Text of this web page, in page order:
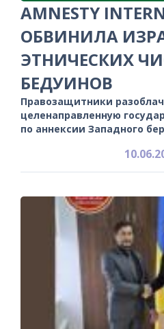
AMNESTY
ОБВИНИЛА
ЭТНИЧЕСКИХ
БЕДУИНОВ
Правозащитники
целенаправленную
по аннексии Западного